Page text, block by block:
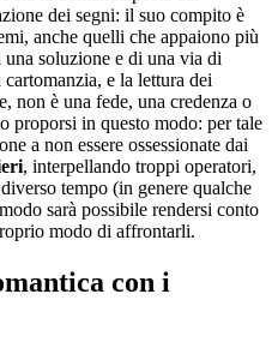
dei segni: il suo compito è
anche quelli che appaiono più
soluzione e di una via di
cartomanzia, e la lettura dei
non è una fede, una credenza o
proporsi in questo modo: per tale
a non essere ossessionate dai
, interpellando troppi operatori,
tempo (in genere qualche
sarà possibile rendersi conto
modo di affrontarli.
con i